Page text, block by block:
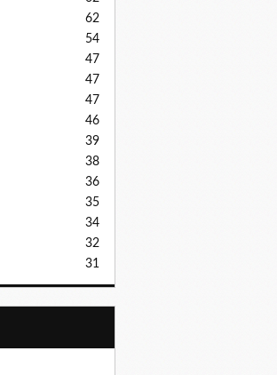
62
54
47
47
47
46
39
38
36
35
34
32
31